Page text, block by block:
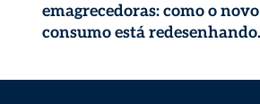
emagrecedoras: como o novo
consumo está redesenhando